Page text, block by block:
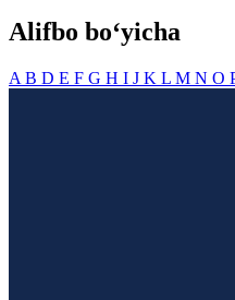
Alifbo bo‘yicha
A B D E F G H I J K L M N O